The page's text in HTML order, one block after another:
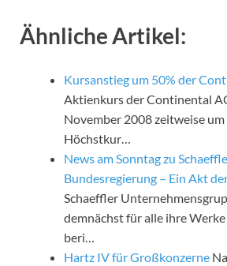
Ähnliche Artikel:
Kursanstieg um 50% der
Aktienkurs der Continental
November 2008 zeitweise
Höchstkur…
News am Sonntag zu
Bundesregierung – Ein Akt
Schaeffler
demnächst für alle ihre
beri…
Hartz IV für Großkonzerne